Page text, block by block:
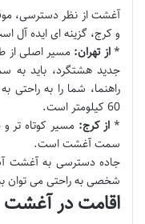
آغشت از نظر دسترسی،
و کرج، گزینه ای ایده آل
*از تهران: مسیر اصلی از
جدید هشتگرد، باید به
راهنما، شما را به
60 کیلومتر است.
* از کرج:
سمت آغشت است.
جاده دسترسی به آغشت
شخصی به راحتی می توان
اقامت در آغشت